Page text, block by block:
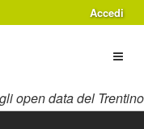
Accedi
open data del Trentino